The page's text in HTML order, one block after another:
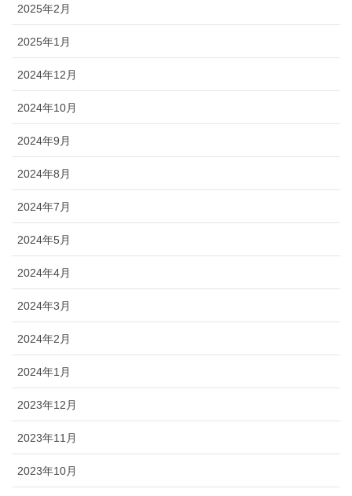
2025年2月
2025年1月
2024年12月
2024年10月
2024年9月
2024年8月
2024年7月
2024年5月
2024年4月
2024年3月
2024年2月
2024年1月
2023年12月
2023年11月
2023年10月